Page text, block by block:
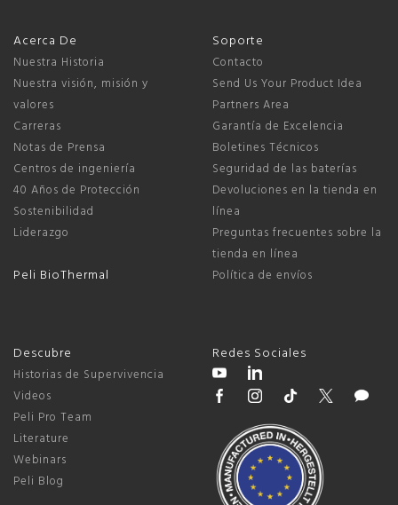
Acerca De
Nuestra Historia
Nuestra visión, misión y
valores
Carreras
Notas de Prensa
Centros de ingeniería
40 Años de Protección
Sostenibilidad
Liderazgo
Peli BioThermal
Soporte
Contacto
Send Us Your Product Idea
Partners Area
Garantía de Excelencia
Boletines Técnicos
Seguridad de las baterías
Devoluciones en la tienda en
línea
Preguntas frecuentes sobre la
tienda en línea
Política de envíos
Descubre
Historias de Supervivencia
Videos
Peli Pro Team
Literature
Webinars
Peli Blog
Redes Sociales